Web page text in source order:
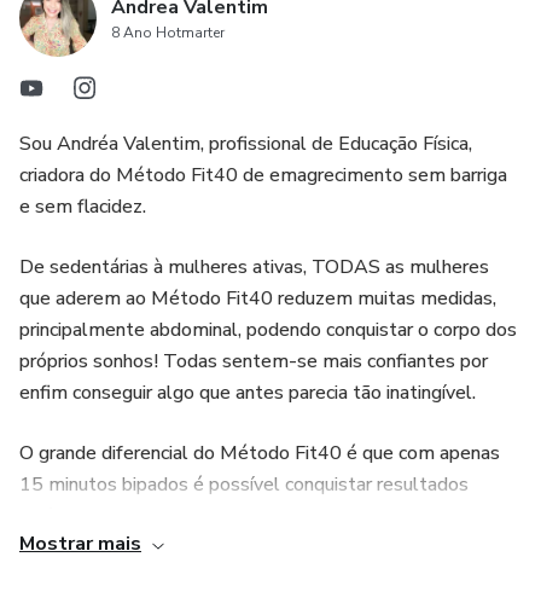
Andrea Valentim
8 Ano Hotmarter
Sou Andréa Valentim, profissional de Educação Física,
criadora do Método Fit40 de emagrecimento sem barriga
e sem flacidez.
De sedentárias à mulheres ativas, TODAS as mulheres
que aderem ao Método Fit40 reduzem muitas medidas,
principalmente abdominal, podendo conquistar o corpo dos
próprios sonhos! Todas sentem-se mais confiantes por
enfim conseguir algo que antes parecia tão inatingível.
O grande diferencial do Método Fit40 é que com apenas
15 minutos bipados é possível conquistar resultados
de vida.
Mostrar mais